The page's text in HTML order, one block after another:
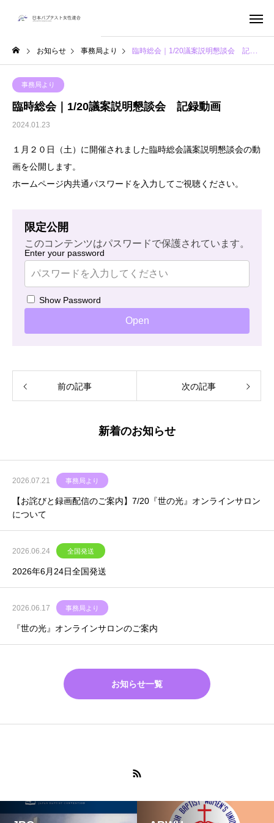
お知らせ 事務局より 臨時総会｜1/20議案説明懇談会 記録動画
事務局より
臨時総会｜1/20議案説明懇談会 記録動画
2024.01.23
１月２０日（土）に開催されました臨時総会議案説明懇談会の動
画を公開します。
ホームページ内共通パスワードを入力してご視聴ください。
限定公開
このコンテンツはパスワードで保護されています。
Enter your password
Show Password
Open
前の記事 次の記事
新着のお知らせ
2026.07.21 事務局より
【お詫びと録画配信のご案内】7/20『世の光』オンラインサロン
について
2026.06.24 全国発送
2026年6月24日全国発送
2026.06.17 事務局より
『世の光』オンラインサロンのご案内
お知らせ一覧